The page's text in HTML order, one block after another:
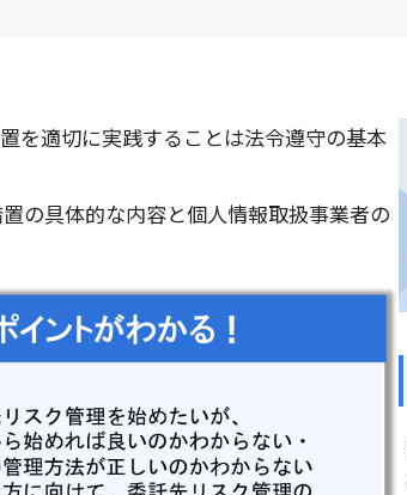
を適切に実践することは法令遵守の基本
の具体的な内容と個人情報取扱事業者の